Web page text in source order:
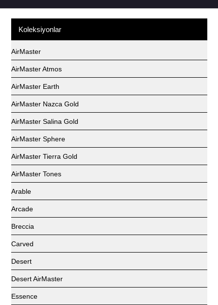
Koleksiyonlar
AirMaster
AirMaster Atmos
AirMaster Earth
AirMaster Nazca Gold
AirMaster Salina Gold
AirMaster Sphere
AirMaster Tierra Gold
AirMaster Tones
Arable
Arcade
Breccia
Carved
Desert
Desert AirMaster
Essence